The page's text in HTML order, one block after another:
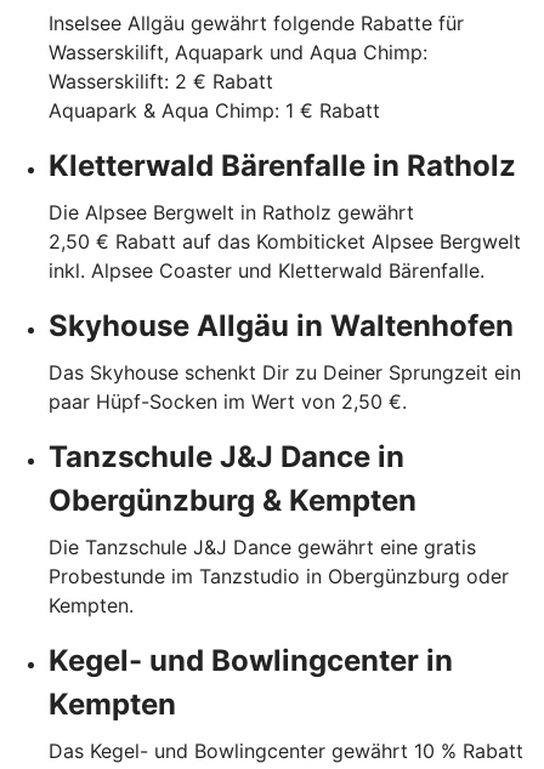
Inselsee Allgäu gewährt folgende Rabatte für
Wasserskilift, Aquapark und Aqua Chimp:
Wasserskilift: 2 € Rabatt
Aquapark & Aqua Chimp: 1 € Rabatt
Kletterwald Bärenfalle in Ratholz
Die Alpsee Bergwelt in Ratholz gewährt
2,50 € Rabatt auf das Kombiticket Alpsee Bergwelt
inkl. Alpsee Coaster und Kletterwald Bärenfalle.
Skyhouse Allgäu in Waltenhofen
Das Skyhouse schenkt Dir zu Deiner Sprungzeit ein
paar Hüpf-Socken im Wert von 2,50 €.
Tanzschule J&J Dance in
Obergünzburg & Kempten
Die Tanzschule J&J Dance gewährt eine gratis
Probestunde im Tanzstudio in Obergünzburg oder
Kempten.
Kegel- und Bowlingcenter in
Kempten
Das Kegel- und Bowlingcenter gewährt 10 % Rabatt